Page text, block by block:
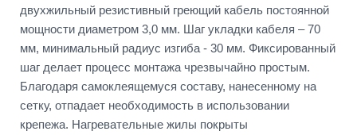
двухжильный резистивный греющий кабель постоянной
мощности диаметром 3,0 мм. Шаг укладки кабеля – 70
мм, минимальный радиус изгиба - 30 мм. Фиксированный
шаг делает процесс монтажа чрезвычайно простым.
Благодаря самоклеящемуся составу, нанесенному на
сетку, отпадает необходимость в использовании
крепежа. Нагревательные жилы покрыты